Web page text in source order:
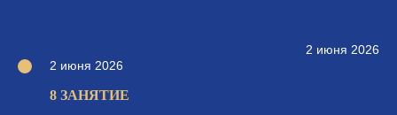
2 июня 2026
2 июня 2026
8 ЗАНЯТИЕ